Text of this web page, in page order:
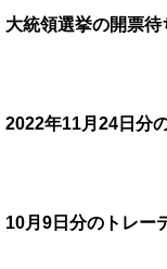
大統領選挙の開票待
2022年11月24日分
10月9日分のトレー